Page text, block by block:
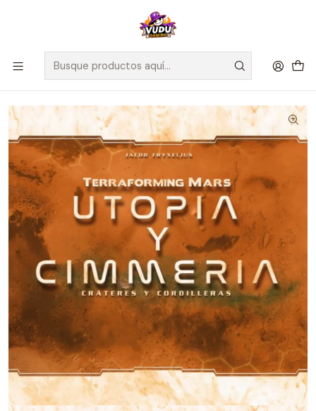
🚀 ¡Despachamos a todo Chile! Envío GRATIS a Regiones sobre
$100.000 y a RM sobre $35.000
Inicio Juegos de Mesa Editorial Maldito Games
Utopia y Cimmeria - Terraforming Mars - Español